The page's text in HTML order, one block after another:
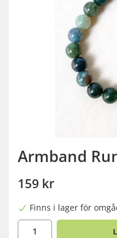
Armband
159 kr
Finns i lager för